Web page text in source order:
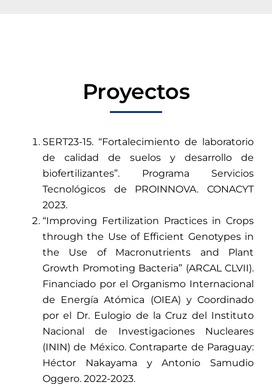
Proyectos
SERT23-15. “Fortalecimiento de laboratorio
de calidad de suelos y desarrollo de
biofertilizantes”. Programa Servicios
Tecnológicos de PROINNOVA. CONACYT
2023.
“Improving Fertilization Practices in Crops
through the Use of Efficient Genotypes in
the Use of Macronutrients and Plant
Growth Promoting Bacteria” (ARCAL CLVII).
Financiado por el Organismo Internacional
de Energía Atómica (OIEA) y Coordinado
por el Dr. Eulogio de la Cruz del Instituto
Nacional de Investigaciones Nucleares
(ININ) de México. Contraparte de Paraguay:
Héctor Nakayama y Antonio Samudio
Oggero. 2022-2023.